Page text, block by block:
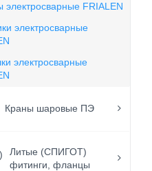
электросварные FRIALEN
электросварные
электросварные
Краны шаровые ПЭ
Литые (СПИГОТ)
фитинги, фланцы